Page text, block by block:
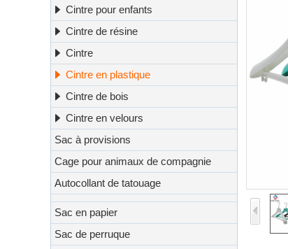
Cintre pour enfants
Cintre de résine
Cintre
Cintre en plastique
Cintre de bois
Cintre en velours
Sac à provisions
Cage pour animaux de compagnie
Autocollant de tatouage
Sac en papier
Sac de perruque